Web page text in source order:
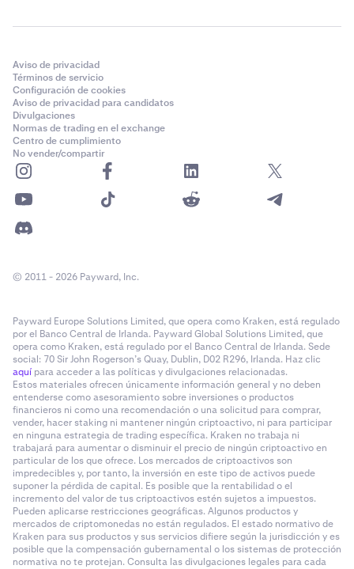
Aviso de privacidad
Términos de servicio
Configuración de cookies
Aviso de privacidad para candidatos
Divulgaciones
Normas de trading en el exchange
Centro de cumplimiento
No vender/compartir
© 2011 - 2026 Payward, Inc.
Payward Europe Solutions Limited, que opera como Kraken, está regulado
por el Banco Central de Irlanda. Payward Global Solutions Limited, que
opera como Kraken, está regulado por el Banco Central de Irlanda. Sede
social: 70 Sir John Rogerson’s Quay, Dublin, D02 R296, Irlanda. Haz clic
aquí para acceder a las políticas y divulgaciones relacionadas.
Estos materiales ofrecen únicamente información general y no deben
entenderse como asesoramiento sobre inversiones o productos
financieros ni como una recomendación o una solicitud para comprar,
vender, hacer staking ni mantener ningún criptoactivo, ni para participar
en ninguna estrategia de trading específica. Kraken no trabaja ni
trabajará para aumentar o disminuir el precio de ningún criptoactivo en
particular de los que ofrece. Los mercados de criptoactivos son
impredecibles y, por tanto, la inversión en este tipo de activos puede
suponer la pérdida de capital. Es posible que la rentabilidad o el
incremento del valor de tus criptoactivos estén sujetos a impuestos.
Pueden aplicarse restricciones geográficas. Algunos productos y
mercados de criptomonedas no están regulados. El estado normativo de
Kraken para sus productos y sus servicios difiere según la jurisdicción y es
posible que la compensación gubernamental o los sistemas de protección
normativa no te protejan. Consulta las divulgaciones legales para cada